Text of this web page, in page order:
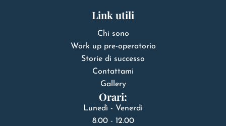
Link utili
Chi sono
Work up pre-operatorio
Storie di successo
Contattami
Gallery
Orari:
Lunedì - Venerdì
8.00 - 12.00